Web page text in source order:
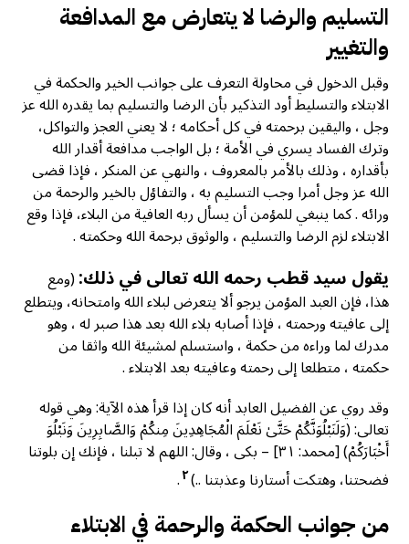
التسليم والرضا لا يتعارض مع المدافعة
والتغيير
وقبل الدخول في محاولة التعرف على جوانب الخير والحكمة في
الابتلاء والتسليط أود التذكير بأن الرضا والتسليم بما يقدره الله عز
وجل ، واليقين برحمته في كل أحكامه ؛ لا يعني العجز والتواكل،
وترك الفساد يسري في الأمة ؛ بل الواجب مدافعة أقدار الله
بأقداره ، وذلك بالأمر بالمعروف ، والنهي عن المنكر ، فإذا قضى
الله عز وجل أمرا وجب التسليم به ، والتفاؤل بالخير والرحمة من
ورائه . كما ينبغي للمؤمن أن يسأل ربه العافية من البلاء، فإذا وقع
الابتلاء لزم الرضا والتسليم ، والوثوق برحمة الله وحكمته .
يقول سید قطب رحمه الله تعالى في ذلك:(ومع
هذا، فإن العبد المؤمن يرجو ألا يتعرض لبلاء الله وامتحانه، ويتطلع
إلى عافيته ورحمته ، فإذا أصابه بلاء الله بعد هذا صبر له ، وهو
مدرك لما وراءه من حكمة ، واستسلم لمشيئة الله واثقا من
حكمته ، متطلعا إلى رحمته وعافيته بعد الابتلاء .
وقد روي عن الفضيل العابد أنه كان إذا قرأ هذه الآية: وهي قوله
تعالى: (وَلَنَبْلُوَنَّكُمْ حَتَّىٰ نَعْلَمَ الْمُجَاهِدِينَ مِنكُمْ وَالصَّابِرِينَ وَنَبْلُوَ
أَخْبَارَكُمْ) [محمد: ٣١] – بکی ، وقال: اللهم لا تبلنا ، فإنك إن بلوتنا
فضحتنا، وهتكت أستارنا وعذبتنا ..)٢.
من جوانب الحكمة والرحمة في الابتلاء